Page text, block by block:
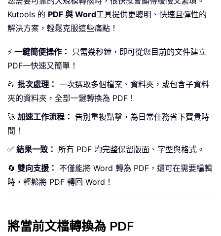
Kutools 的 PDF 與 Word工具提供更聰明、快速且彈性的
解決方案，輕鬆克服這些痛點！
⚡ 一鍵簡便操作：
只需幾秒鐘，即可從您目前的文件建立
PDF—快速又簡單！
📂 批次處理： 一次選取多個檔案、資料夾，或包含子資料
夾的資料夾，全部一鍵轉換為 PDF！
🚀 加速工作流程： 告別重複點擊，為日常任務省下寶貴時
間！
✅ 結果一致： 所有 PDF 均完整保留版面、字型與格式。
🔄 雙向支援： 不僅能將 Word 轉為 PDF，還可在需要編輯
時，輕鬆將 PDF 轉回 Word！
將當前文檔轉換為 PDF